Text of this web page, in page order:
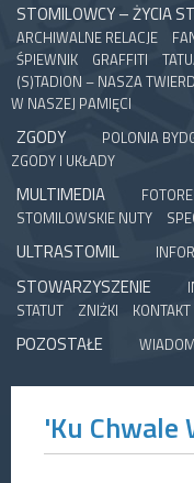
STOMILOWCY – ŻYCIA
ARCHIWALNE RELACJE
ŚPIEWNIK
GRAFFITI
(S)TADION – NASZA
W NASZEJ PAMIĘCI
ZGODY POLONIA
ZGODY I UKŁADY
MULTIMEDIA
STOMILOWSKIE NUTY
ULTRASTOMIL
STOWARZYSZENIE
STATUT
ZNIŻKI KONTAKT
POZOSTAŁE
'Ku